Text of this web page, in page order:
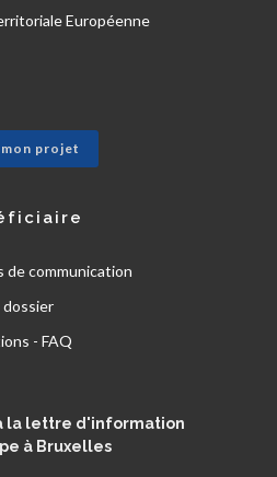
Européenne
projet
de communication
dossier
- FAQ
la lettre d'information
à Bruxelles